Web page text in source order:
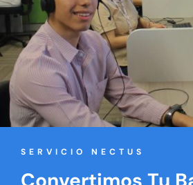
SERVICIO NECTUS